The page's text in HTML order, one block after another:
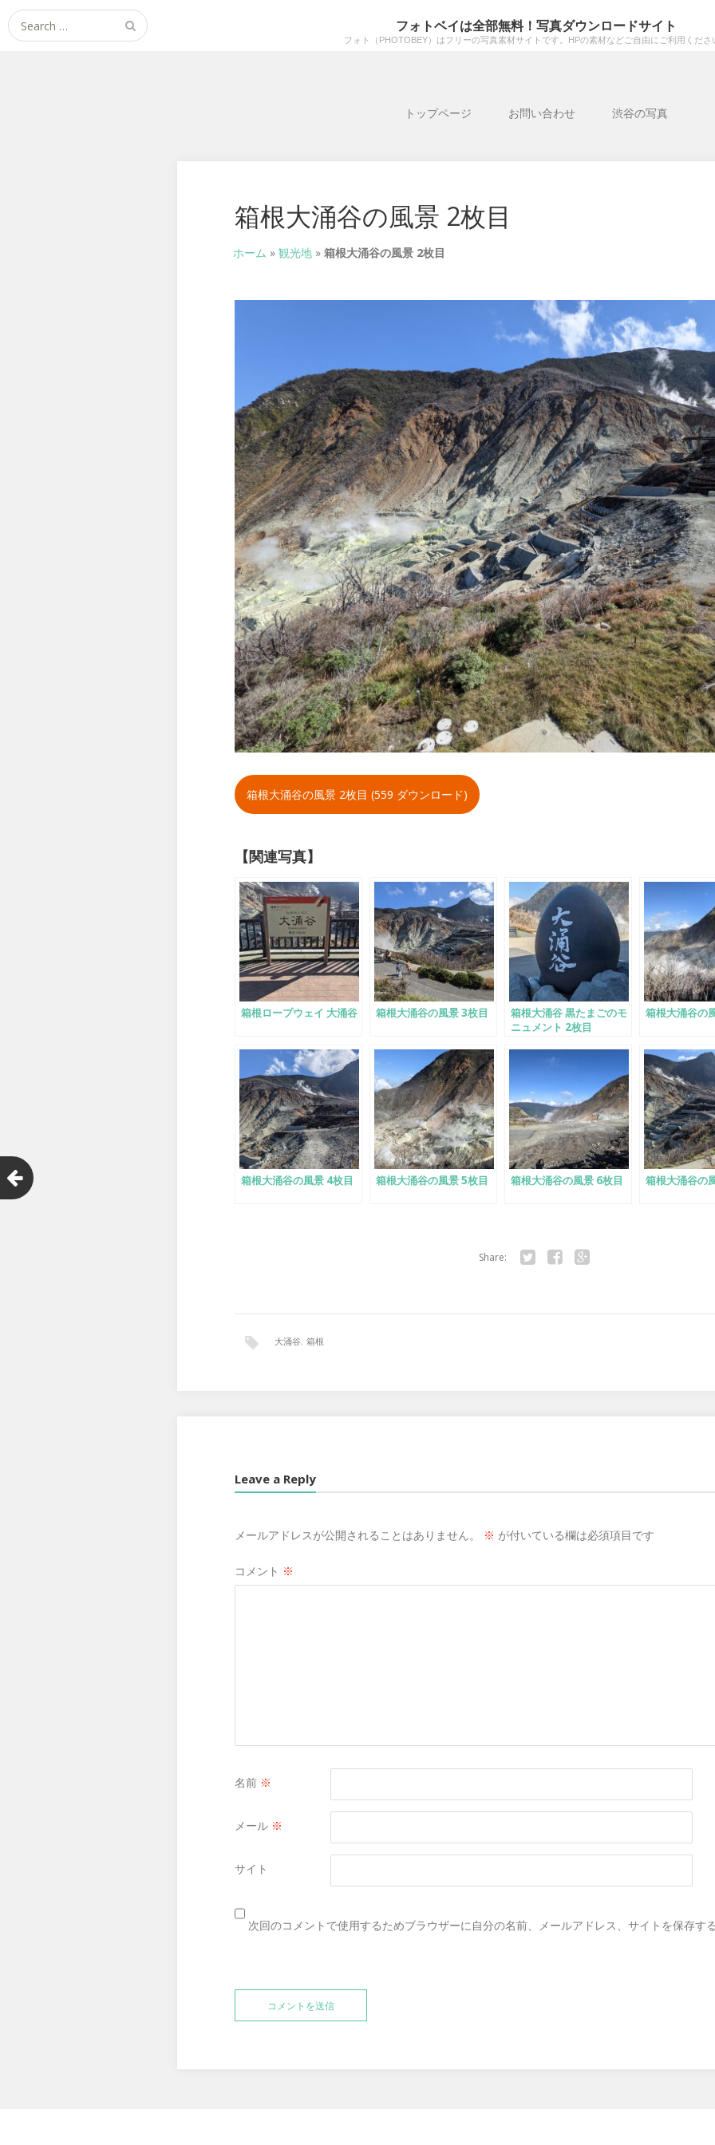
フォトベイは全部無料！写真ダウンロードサイト
フォト（PHOTOBEY）はフリーの写真素材サイトです。HPの素材などご自由にご利用くださ
Search
for:
トップページ お問い合わせ 渋谷の写真
箱根大涌谷の風景 2枚目
ホーム » 観光地 » 箱根大涌谷の風景 2枚目
箱根大涌谷の風景 2枚目 (559 ダウンロード)
【関連写真】
箱根ロープウェイ 大涌谷 箱根大涌谷の風景 3枚目
箱根大涌谷 黒たまごのモ
ニュメント 2枚目
箱根大涌谷の
箱根大涌谷の風景 4枚目 箱根大涌谷の風景 5枚目 箱根大涌谷の風景 6枚目 箱根大涌谷の
Share:
大涌谷, 箱根
Leave a Reply
メールアドレスが公開されることはありません。 ※ が付いている欄は必須項目です
コメント ※
名前 ※
メール ※
サイト
次回のコメントで使用するためブラウザーに自分の名前、メールアドレス、サイトを保存す